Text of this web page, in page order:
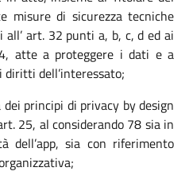
misure di sicurezza tecniche
art. 32 punti a, b, c, d ed ai
atte a proteggere i dati e a
dell’interessato;
dei principi di privacy by design
25, al considerando 78 sia in
dell’app, sia con riferimento